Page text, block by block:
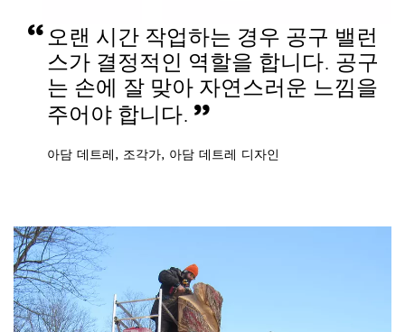
오랜 시간 작업하는 경우 공구 밸런
스가 결정적인 역할을 합니다. 공구
는 손에 잘 맞아 자연스러운 느낌을
주어야 합니다.
아담 데트레, 조각가, 아담 데트레 디자인